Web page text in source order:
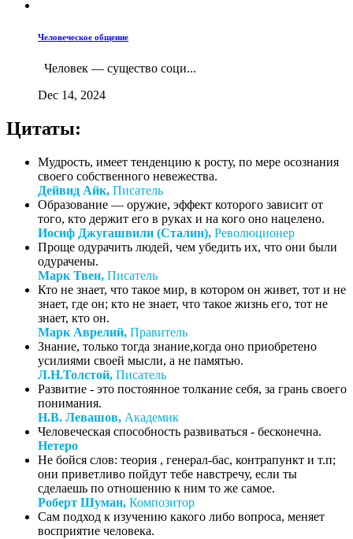
Человеческое общение
Человек — существо соци...
Dec 14, 2024
Цитаты:
Мудрость, имеет тенденцию к росту, по мере осознания
своего собственного невежества.
Дейвид Айк, Писатель
Образование — оружие, эффект которого зависит от
того, кто держит его в руках и на кого оно нацелено.
Иосиф Джугашвили (Сталин), Революционер
Проще одурачить людей, чем убедить их, что они были
одурачены.
Марк Твен, Писатель
Кто не знает, что такое мир, в котором он живет, тот и не
знает, где он; кто не знает, что такое жизнь его, тот не
знает, кто он.
Марк Аврелий, Правитель
Знание, только тогда знание,когда оно приобретено
усилиями своей мысли, а не памятью.
Л.Н.Толстой, Писатель
Развитие - это постоянное толкание себя, за грань своего
понимания.
Н.В. Левашов, Академик
Человеческая способность развиваться - бесконечна.
Нетеро
Не бойся слов: теория , генерал-бас, контрапункт и т.п;
они приветливо пойдут тебе навстречу, если ты
сделаешь по отношению к ним то же самое.
Роберт Шуман, Композитор
Сам подход к изучению какого либо вопроса, меняет
восприятие человека.